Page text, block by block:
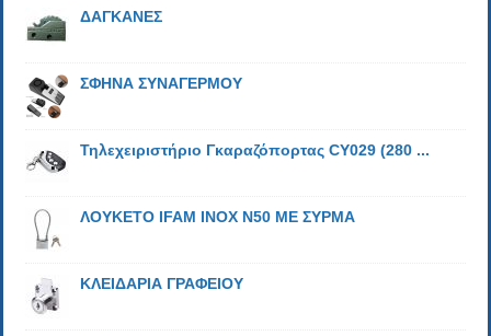
ΔΑΓΚΑΝΕΣ
ΣΦΗΝΑ ΣΥΝΑΓΕΡΜΟΥ
Τηλεχειριστήριο Γκαραζόπορτας CY029 (280 ...
ΛΟΥΚΕΤΟ IFAM ΙΝΟΧ N50 ΜΕ ΣΥΡΜΑ
ΚΛΕΙΔΑΡΙΑ ΓΡΑΦΕΙΟΥ